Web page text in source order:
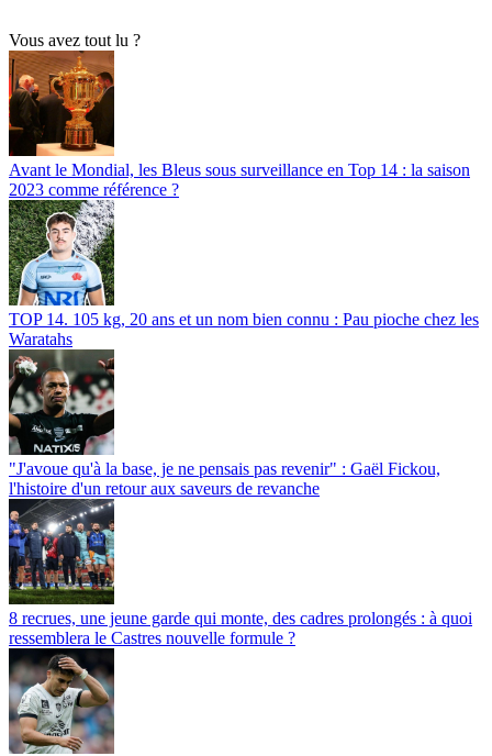
Vous avez tout lu ?
Avant le Mondial, les Bleus sous surveillance en Top 14 : la saison
2023 comme référence ?
TOP 14. 105 kg, 20 ans et un nom bien connu : Pau pioche chez les
Waratahs
"J'avoue qu'à la base, je ne pensais pas revenir" : Gaël Fickou,
l'histoire d'un retour aux saveurs de revanche
8 recrues, une jeune garde qui monte, des cadres prolongés : à quoi
ressemblera le Castres nouvelle formule ?